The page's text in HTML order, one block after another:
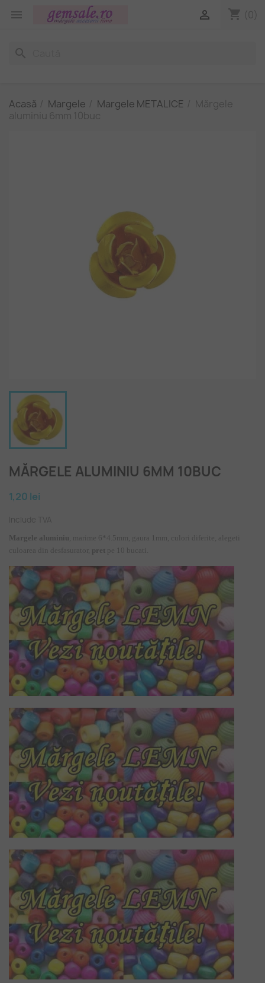
 shopping_cart (0)

search
Acasă Margele Margele METALICE
Mărgele
aluminiu 6mm 10buc
MĂRGELE ALUMINIU 6MM 10BUC
1,20 lei
Include TVA
Margele aluminiu , marime 6*4.5mm, gaura 1mm, culori diferite, alegeti
culoarea din desfasurator, pret pe 10 bucati.